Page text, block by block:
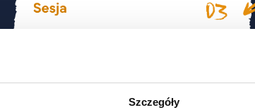
Szczegóły